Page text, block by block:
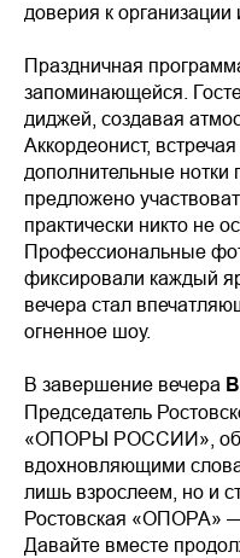
доверия к организации
Праздничная
запоминающейся.
диджей, создавая
Аккордеонист,
дополнительные нотки
предложено
практически никто не
Профессиональные
фиксировали каждый
вечера стал
огненное шоу.
В завершение вечера
Председатель
«ОПОРЫ РОССИИ»,
вдохновляющими
лишь взрослеем, но и
Ростовская «ОПОРА»
Давайте вместе